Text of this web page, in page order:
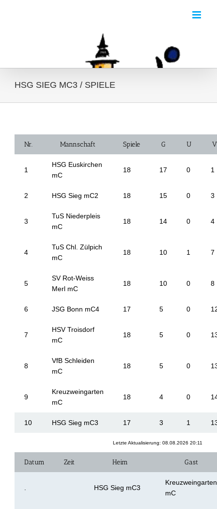
HSG SIEG MC3 / SPIELE
Nr. Mannschaft Spiele G U V
1
HSG Euskirchen
mC
18 17 0 1
2 HSG Sieg mC2 18 15 0 3
3
TuS Niederpleis
mC
18 14 0 4
4
TuS Chl. Zülpich
mC
18 10 1 7
5
SV Rot-Weiss
Merl mC
18 10 0 8
6 JSG Bonn mC4 17 5 0
7
HSV Troisdorf
mC
18 5 0
8
VfB Schleiden
mC
18 5 0
9
Kreuzweingarten
mC
18 4 0
10 HSG Sieg mC3 17 3 1
Letzte Aktualisierung: 08.08.2026 20:11
Datum Zeit Heim Gast
HSG Sieg mC3
Kreuzweingarten
mC